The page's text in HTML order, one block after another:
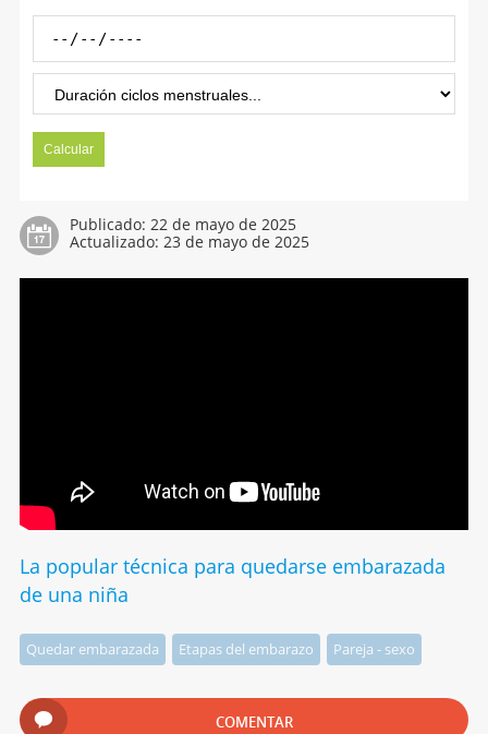
Publicado: 22 de mayo de 2025
Actualizado: 23 de mayo de 2025
La popular técnica para quedarse embarazada
de una niña
Quedar embarazada Etapas del embarazo Pareja - sexo
COMENTAR